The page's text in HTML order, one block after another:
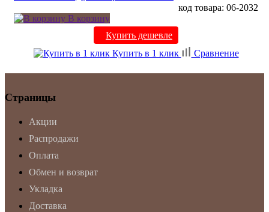
код товара: 06-2032
В корзину
Купить дешевле
Купить в 1 клик
Сравнение
Страницы
Акции
Распродажи
Оплата
Обмен и возврат
Укладка
Доставка